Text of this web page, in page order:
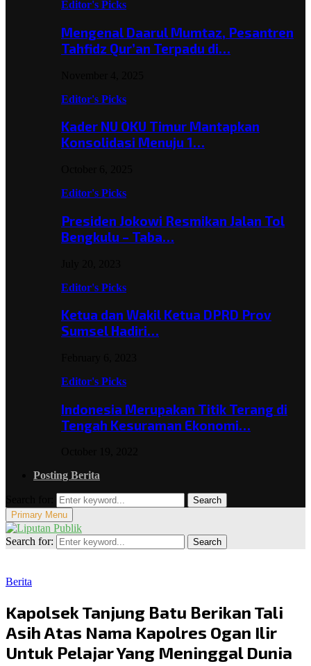
Editor's Picks
Mengenal Daarul Mumtaz, Pesantren
Tahfidz Qur’an Terpadu di…
Editor's Picks
Kader NU OKU Timur Mantapkan
Konsolidasi Menuju 1…
Editor's Picks
Presiden Jokowi Resmikan Jalan Tol
Bengkulu – Taba…
Editor's Picks
Ketua dan Wakil Ketua DPRD Prov
Sumsel Hadiri…
Editor's Picks
Indonesia Merupakan Titik Terang di
Tengah Kesuraman Ekonomi…
Posting Berita
Search
Primary Menu
Search for: Search
Berita
Kapolsek Tanjung Batu Berikan Tali
Asih Atas Nama Kapolres Ogan Ilir
Untuk Pelajar Yang Meninggal Dunia